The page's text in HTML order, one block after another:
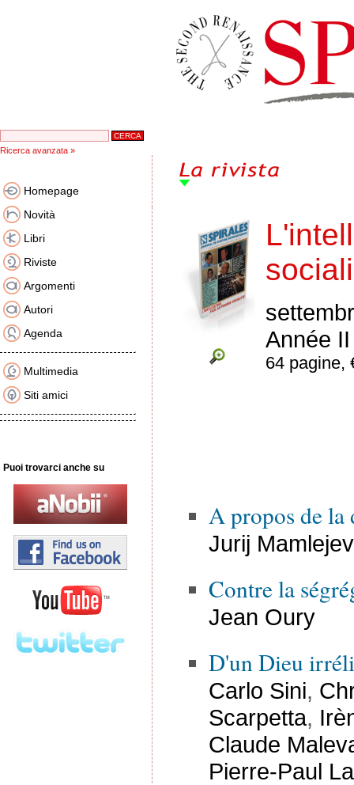
Ricerca avanzata »
Homepage
Novità
Libri
Riviste
Argomenti
Autori
Agenda
Multimedia
Siti amici
Puoi trovarci anche su
Année
64 pagine,
A propos de la
Jurij Mamlejev
Contre la
Jean Oury
D'un Dieu
Carlo Sini,
Scarpetta,
Claude
Pierre-Paul